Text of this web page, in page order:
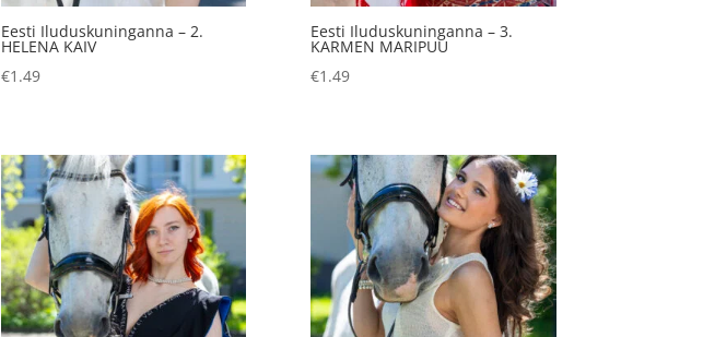
Eesti Iluduskuninganna – 2.
HELENA KAIV
€1.49
Eesti Iluduskuninganna – 3.
KARMEN MARIPUU
€1.49